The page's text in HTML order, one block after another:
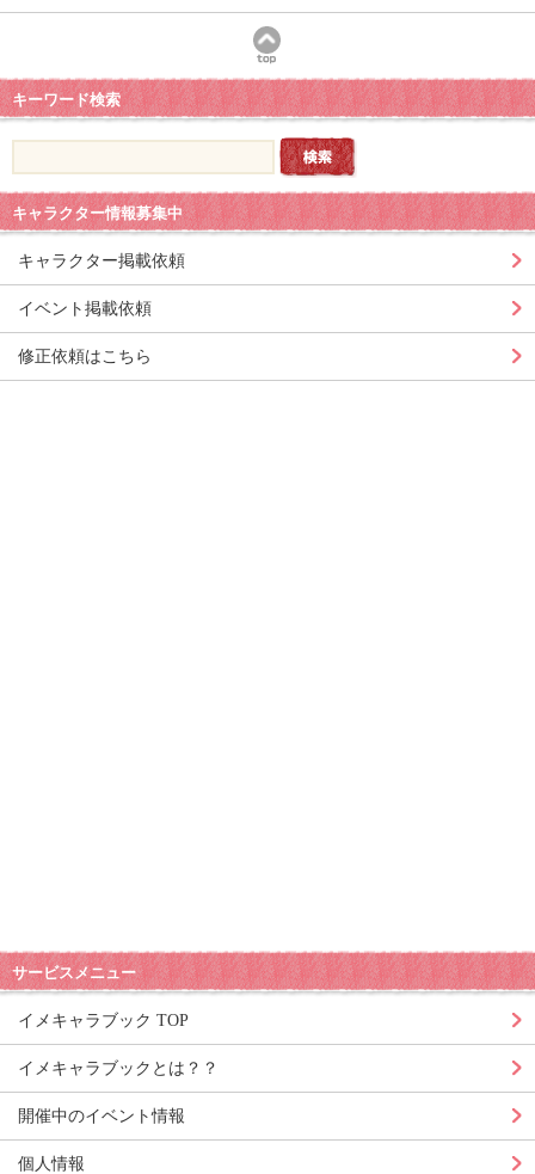
キーワード検索
キャラクター情報募集中
キャラクター掲載依頼
イベント掲載依頼
修正依頼はこちら
サービスメニュー
イメキャラブック TOP
イメキャラブックとは？？
開催中のイベント情報
個人情報